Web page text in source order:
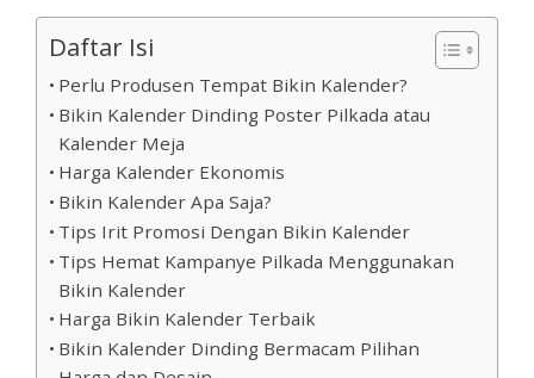
Daftar Isi
Perlu Produsen Tempat Bikin Kalender?
Bikin Kalender Dinding Poster Pilkada atau
Kalender Meja
Harga Kalender Ekonomis
Bikin Kalender Apa Saja?
Tips Irit Promosi Dengan Bikin Kalender
Tips Hemat Kampanye Pilkada Menggunakan
Bikin Kalender
Harga Bikin Kalender Terbaik
Bikin Kalender Dinding Bermacam Pilihan